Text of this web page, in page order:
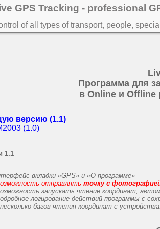
GPS Tracking - professional
of all types of transport, people,
Программа для
в Online и Offline
версию (1.1)
(1.0)
1.1
вкладки «GPS» и «О программе»
отправлять точку с
запускать чтение координат,
логирование действий программы с
багов чтения координат с